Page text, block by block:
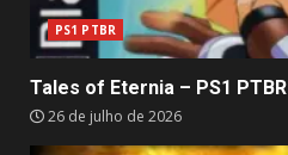
PS1 PTBR
Tales of Eternia – PS1 PTBR
26 de julho de 2026